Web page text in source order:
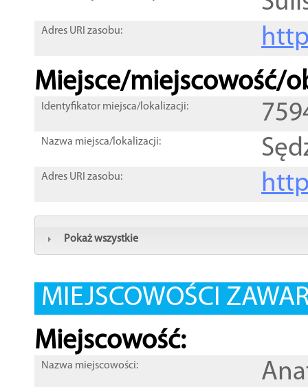
Adres URI zasobu:
Miejsce/miejscowość/
Identyfikator miejsca/lokalizacji:
Nazwa miejsca/lokalizacji:
Adres URI zasobu:
Pokaż wszystkie
MIEJSCOWOŚCI
Miejscowość:
Nazwa miejscowości: